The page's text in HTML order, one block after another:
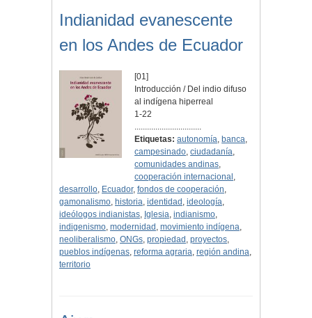
Indianidad evanescente
en los Andes de Ecuador
[01]
Introducción / Del indio difuso
al indígena hiperreal
1-22
................................
Etiquetas: autonomía, banca,
campesinado,ciudadanía,
comunidades andinas,
cooperación internacional ,
desarrollo, Ecuador, fondos de cooperación,
gamonalismo, historia, identidad , ideología,
ideólogos indianistas, Iglesia, indianismo,
indigenismo, modernidad , movimiento indígena,
neoliberalismo, ONGs, propiedad , proyectos,
pueblos indígenas, reforma agraria, región andina,
territorio